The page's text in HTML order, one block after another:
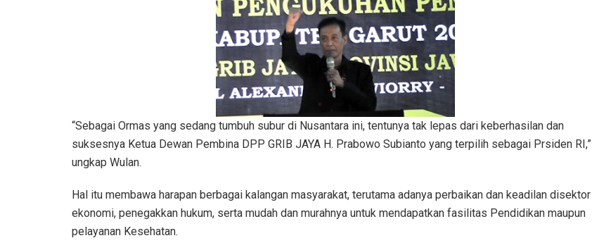
“Sebagai Ormas yang sedang tumbuh subur di Nusantara ini, tentunya tak lepas dari keberhasilan dan
suksesnya Ketua Dewan Pembina DPP GRIB JAYA H. Prabowo Subianto yang terpilih sebagai Prsiden RI,”
ungkap Wulan.
Hal itu membawa harapan berbagai kalangan masyarakat, terutama adanya perbaikan dan keadilan disektor
ekonomi, penegakkan hukum, serta mudah dan murahnya untuk mendapatkan fasilitas Pendidikan maupun
pelayanan Kesehatan.